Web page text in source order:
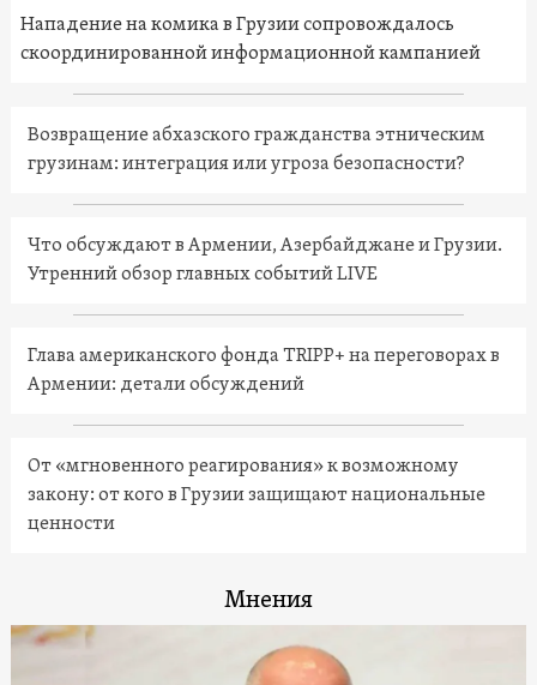
Нападение на комика в Грузии сопровождалось
скоординированной информационной кампанией
Возвращение абхазского гражданства этническим
грузинам: интеграция или угроза безопасности?
Что обсуждают в Армении, Азербайджане и Грузии.
Утренний обзор главных событий LIVE
Глава американского фонда TRIPP+ на переговорах в
Армении: детали обсуждений
От «мгновенного реагирования» к возможному
закону: от кого в Грузии защищают национальные
ценности
Мнения